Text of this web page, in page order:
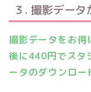
３. 撮影デー
撮影データをお
後に440円でスタ
ータのダウンロー